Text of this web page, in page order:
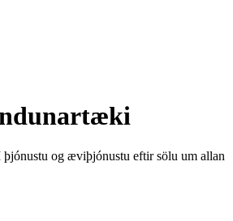
og æviþjónustu eftir sölu um allan